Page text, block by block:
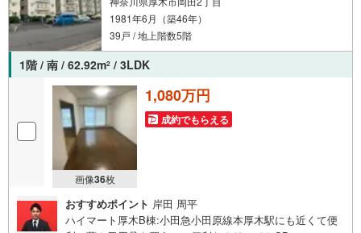
1981年6月（築46年）
39戸 / 地上階数5階
1階 / 南 / 62.92m2 / 3LDK
画像36枚
1,080万円
成約でもらえる
おすすめポイント 岸田 周平
ハイマート厚木B棟:小田急小田原線本厚木駅にも近くて便